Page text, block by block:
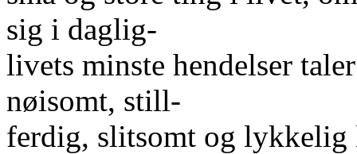
sig i daglig-
livets minste hendelser
nøisomt, still-
ferdig, slitsomt og